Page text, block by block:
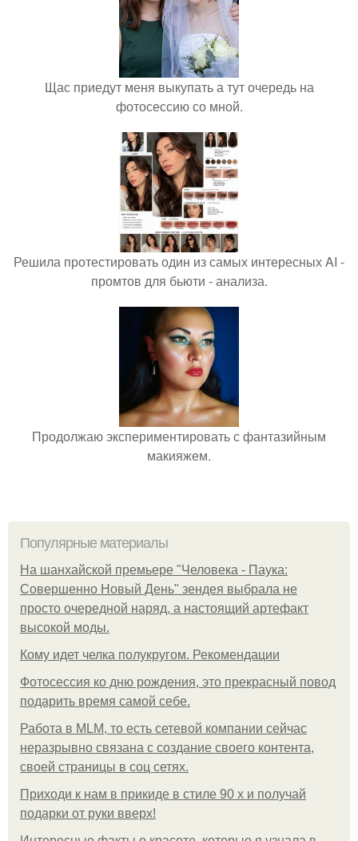
Щас приедут меня выкупать а тут очередь на
фотосессию со мной.
Решила протестировать один из самых интересных AI -
промтов для бьюти - анализа.
Продолжаю экспериментировать с фантазийным
макияжем.
Популярные материалы
На шанхайской премьере "Человека - Паука:
Совершенно Новый День" зендея выбрала не
просто очередной наряд, а настоящий артефакт
высокой моды.
Кому идет челка полукругом. Рекомендации
Фотосессия ко дню рождения, это прекрасный повод
подарить время самой себе.
Работа в MLM, то есть сетевой компании сейчас
неразрывно связана с создание своего контента,
своей страницы в соц сетях.
Приходи к нам в прикиде в стиле 90 х и получай
подарки от руки вверх!